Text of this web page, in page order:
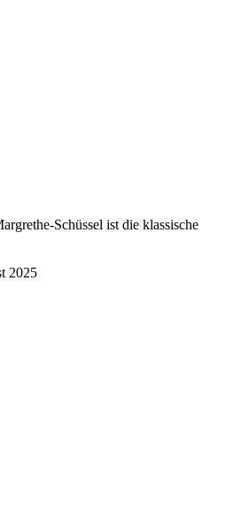
Schüssel ist die klassische
2025